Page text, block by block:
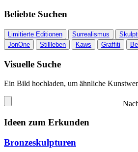
Beliebte Suchen
Limitierte Editionen Surrealismus
JonOne
Stillleben Kaws Graffiti
Visuelle Suche
Ein Bild hochladen, um ähnliche
Ideen zum Erkunden
Bronzeskulpturen